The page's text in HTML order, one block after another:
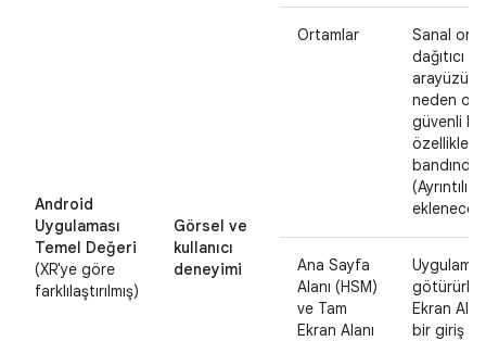
Android
Uygulaması
Temel Değeri
(XR'ye göre
farklılaştırılmış)
Görsel ve
kullanıcı
deneyimi
Ortamlar
Sanal
dağıtıcı
neden
güvenli bir
özellikle
(Ayrıntılı
Ana Sayfa
Alanı (HSM)
ve Tam
Ekran Alanı
Ekran
bir giriş